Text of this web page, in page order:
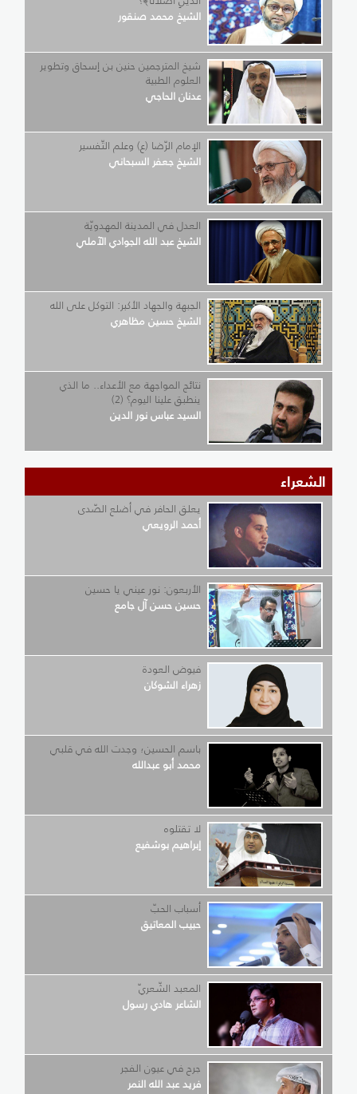
الشيخ محمد صنقور
شيخ المترجمين حنين بن إسحاق وتطوير
العلوم الطبية
عدنان الحاجي
الإمام الرّضا (ع) وعلم التّفسير
الشيخ جعفر السبحاني
العدل في المدينة المهدويّة
الشيخ عبد الله الجوادي الآملي
الجبهة والجهاد الأكبر: التوكل على الله
الشيخ حسين مظاهري
نتائج المواجهة مع الأعداء.. ما الذي
ينطبق علينا اليوم؟ (2)
السيد عباس نور الدين
الشعراء
يعلق الحافر في أضلع الصّدى
أحمد الرويعي
الأربعون: نور عيني يا حسين
حسين حسن آل جامع
فيوض العودة
زهراء الشوكان
باسم الحسين؛ وجدت الله في قلبي
محمد أبو عبدالله
لا تقتلوه
إبراهيم بوشفيع
أسباب الحبّ
حبيب المعاتيق
المعبد الشّعريّ
الشاعر هادي رسول
جرح في عيون الفجر
فريد عبد الله النمر